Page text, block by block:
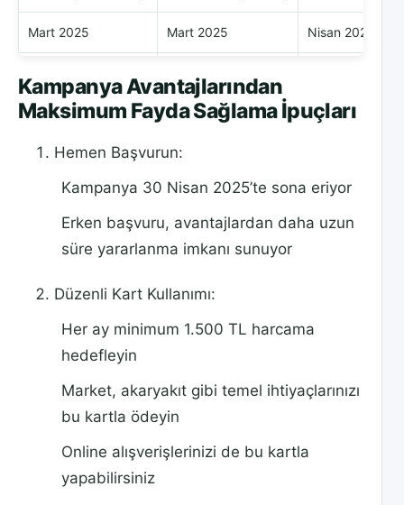
Mart 2025 Mart 2025 Nisan 2025
Kampanya Avantajlarından
Maksimum Fayda Sağlama İpuçları
Hemen Başvurun:
Kampanya 30 Nisan 2025’te sona eriyor
Erken başvuru, avantajlardan daha uzun
süre yararlanma imkanı sunuyor
Düzenli Kart Kullanımı:
Her ay minimum 1.500 TL harcama
hedefleyin
Market, akaryakıt gibi temel ihtiyaçlarınızı
bu kartla ödeyin
Online alışverişlerinizi de bu kartla
yapabilirsiniz